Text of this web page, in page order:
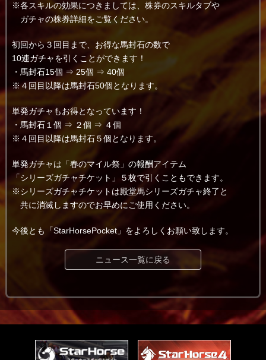
※各スキルの効果につきましては、株券のスキルタブや
ガチャの株券詳細をご覧ください。
初回から３回目まで、お得な馬封石の数で
10連ガチャを引くことができます！
・馬封石15個 ⇒ 25個 ⇒ 40個
※４回目以降は馬封石50個となります。
単発ガチャもお得となっています！
・馬封石１個 ⇒ ２個 ⇒ ４個
※４回目以降は馬封石５個となります。
単発ガチャは「春のマイル祭」の報酬アイテム
「シリーズガチャチケット」５枚で引くこともできます。
※シリーズガチャチケットは殿堂馬シリーズガチャ終了と
共に消滅しますのでお早めにご使用ください。
今後とも「StarHorsePocket」をよろしくお願い致します。
ニュース一覧に戻る